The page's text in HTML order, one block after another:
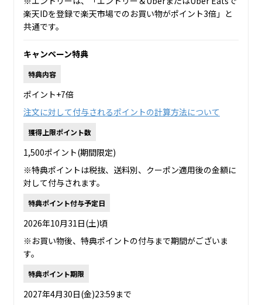
楽天IDを登録で楽天市場でのお買い物がポイント3倍」と
共通です。
キャンペーン特典
特典内容
ポイント+7倍
注文に対して付与されるポイントの計算方法について
獲得上限ポイント数
1,500ポイント(期間限定)
※特典ポイントは税抜、送料別、クーポン適用後の金額に
対して付与されます。
特典ポイント付与予定日
2026年10月31日(土)頃
※お買い物後、特典ポイントの付与まで期間がございま
す。
特典ポイント期限
2027年4月30日(金)23:59まで